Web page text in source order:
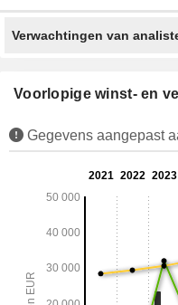
Verwachtingen van
Voorlopige winst- en
Gegevens aangepast